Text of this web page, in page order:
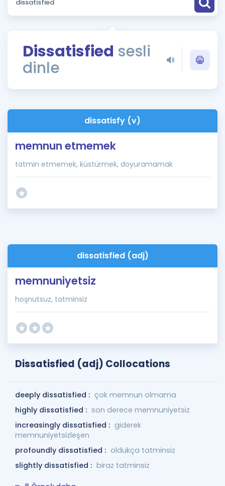
ÖSYM Sınav Takvimi
Kampanyalar
İngilizce Gramer
Dissatisfied sesli
dinle
dissatisfy (v)
memnun etmemek
tatmin etmemek, küstürmek, doyuramamak
dissatisfied (adj)
memnuniyetsiz
hoşnutsuz, tatminsiz
Dissatisfied (adj) Collocations
deeply dissatisfied : çok memnun olmama
highly dissatisfied : son derece memnuniyetsiz
increasingly dissatisfied : giderek
memnuniyetsizleşen
profoundly dissatisfied : oldukça tatminsiz
slightly dissatisfied : biraz tatminsiz